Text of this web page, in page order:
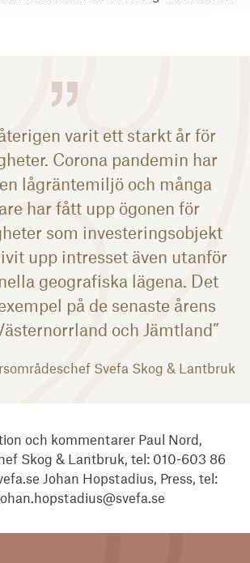
varit ett starkt år för
Corona pandemin har
lågräntemiljö och många
har fått upp ögonen för
som investeringsobjekt
upp intresset även utanför
geografiska lägena. Det
på de senaste årens
och Jämtland”
Svefa Skog & Lantbruk
och kommentarer Paul Nord,
Skog & Lantbruk, tel: 010-603 86
Johan Hopstadius, Press, tel: